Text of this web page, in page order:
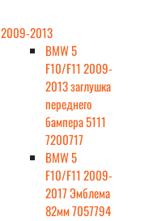
2009-2013
BMW 5
F10/F11 2009-
2013 заглушка
переднего
бампера 5111
7200717
BMW 5
F10/F11 2009-
2017 Эмблема
82мм 7057794